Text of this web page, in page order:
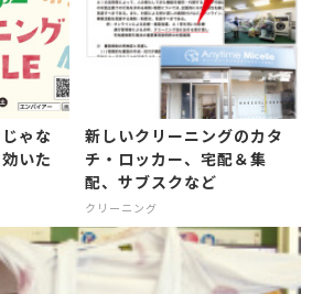
ゃな
いた
新しいクリーニングのカタ
チ・ロッカー、宅配＆集
配、サブスクなど
クリーニング